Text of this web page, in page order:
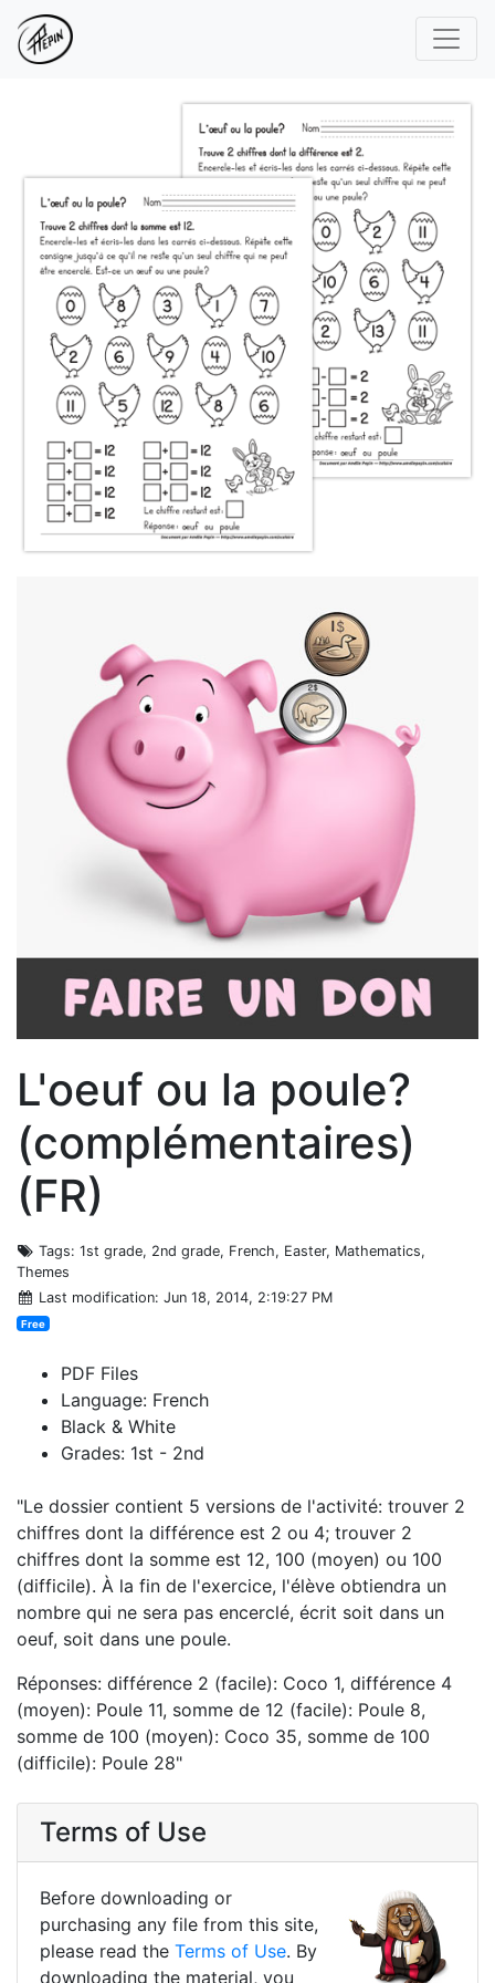
L'oeuf ou la poule?
(complémentaires)
(FR)
Tags: 1st grade, 2nd grade, French, Easter, Mathematics,
Themes
Last modification: Jun 18, 2014, 2:19:27 PM
Free
PDF Files
Language: French
Black & White
Grades: 1st - 2nd
"Le dossier contient 5 versions de l'activité: trouver 2
chiffres dont la différence est 2 ou 4; trouver 2
chiffres dont la somme est 12, 100 (moyen) ou 100
(difficile). À la fin de l'exercice, l'élève obtiendra un
nombre qui ne sera pas encerclé, écrit soit dans un
oeuf, soit dans une poule.
Réponses: différence 2 (facile): Coco 1, différence 4
(moyen): Poule 11, somme de 12 (facile): Poule 8,
somme de 100 (moyen): Coco 35, somme de 100
(difficile): Poule 28"
Terms of Use
Before downloading or
purchasing any file from this site,
please read the Terms of Use. By
downloading the material, you